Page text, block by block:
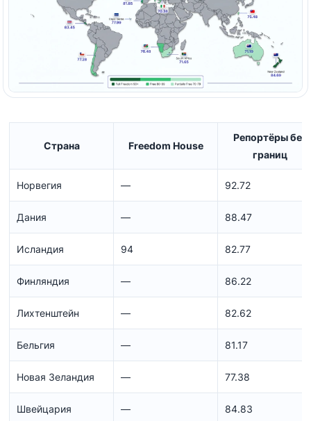
Страна Freedom House
Репортёры без
границ
Норвегия — 92.72
Дания — 88.47
Исландия 94 82.77
Финляндия — 86.22
Лихтенштейн — 82.62
Бельгия — 81.17
Новая Зеландия — 77.38
Швейцария — 84.83